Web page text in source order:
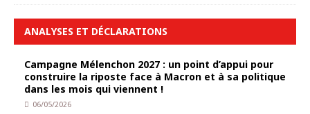
ANALYSES ET DÉCLARATIONS
Campagne Mélenchon 2027 : un point d’appui pour
construire la riposte face à Macron et à sa politique
dans les mois qui viennent !
06/05/2026